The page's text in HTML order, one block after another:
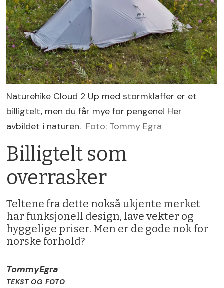
Naturehike Cloud 2 Up med stormklaffer er et
billigtelt, men du får mye for pengene! Her
avbildet i naturen. Foto: Tommy Egra
Billigtelt som
overrasker
Teltene fra dette nokså ukjente merket
har funksjonell design, lave vekter og
hyggelige priser. Men er de gode nok for
norske forhold?
TommyEgra
TEKST OG FOTO